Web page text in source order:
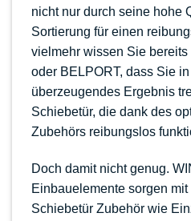
nicht nur durch seine hohe
Sortierung für einen
vielmehr wissen Sie
oder BELPORT, dass Sie
überzeugendes Ergebnis
Schiebetür, die dank des
Zubehörs reibungslos
Doch damit nicht genug.
Einbauelemente sorgen
Schiebetür Zubehör wie